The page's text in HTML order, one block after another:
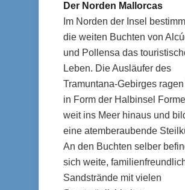
Der Norden Mallorcas
Im Norden der Insel
die weiten Buchten von
und Pollensa das
Leben. Die Ausläufer des
Tramuntana-Gebirges
in Form der Halbinsel
weit ins Meer hinaus und
eine atemberaubende
An den Buchten selber
sich weite,
Sandstrände mit vielen